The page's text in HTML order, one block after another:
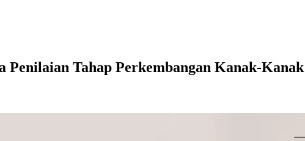
Penilaian Tahap Perkembangan Kanak-Kanak